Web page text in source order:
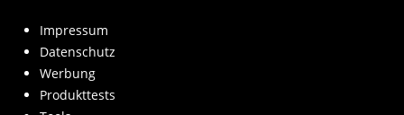
Impressum
Datenschutz
Werbung
Produkttests